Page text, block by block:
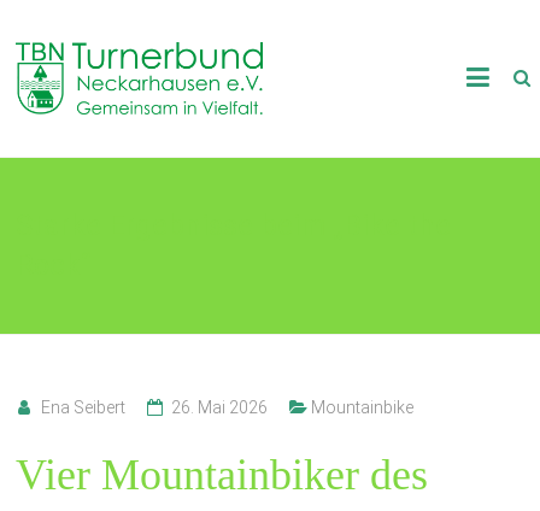
content
TB
Neckarhausen
Ena Seibert 26. Mai 2026 Mountainbike
Vier Mountainbiker des